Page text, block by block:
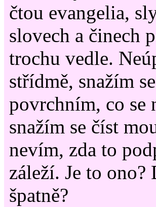
čtou evangelia,
slovech a činech
trochu vedle.
střídmě, snažím
povrchním, co se
snažím se číst
nevím, zda to
záleží. Je to ono?
špatně?